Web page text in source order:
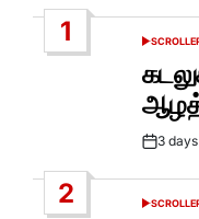
1
POSTED
Post
3
2
POSTED